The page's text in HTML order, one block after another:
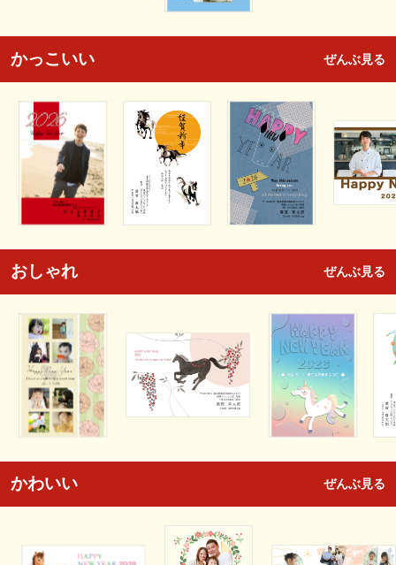
かっこいい ぜんぶ見る
おしゃれ ぜんぶ見る
かわいい ぜんぶ見る